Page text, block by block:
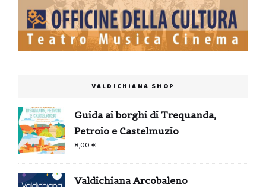
VALDICHIANA SHOP
Guida ai borghi di Trequanda,
Petroio e Castelmuzio
8,00€
Valdichiana Arcobaleno